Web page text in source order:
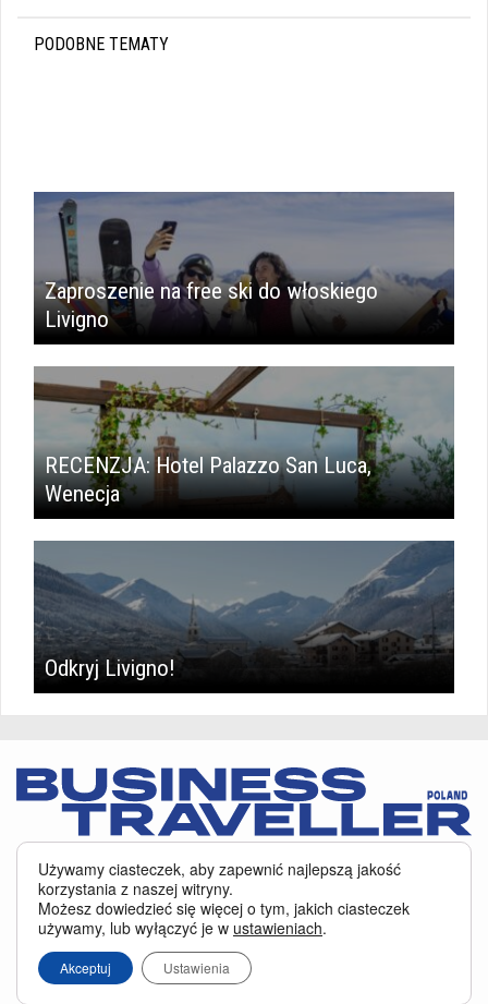
PODOBNE TEMATY
Zaproszenie na free ski do włoskiego
Livigno
RECENZJA: Hotel Palazzo San Luca,
Wenecja
Odkryj Livigno!
technologie o analogicznym charakterze, przede wszystkim w celu
zapewnienia Państwu najlepszej jakości oferowanych usług, a ponadto w
celach statystycznych i reklamowych. Korzystanie z serwisu oznacza, że pliki
te będą zapisywane w Państwa komputerze. Więcej na temat
Właścicielem serwisu jest firma Business Traveller Central Europe Sp. z o.o.
Przełęczy 172, 04-965 Warszawa
Używamy ciasteczek, aby zapewnić najlepszą jakość
korzystania z naszej witryny.
Możesz dowiedzieć się więcej o tym, jakich ciasteczek
używamy, lub wyłączyć je w ustawieniach.
Akceptuj Ustawienia